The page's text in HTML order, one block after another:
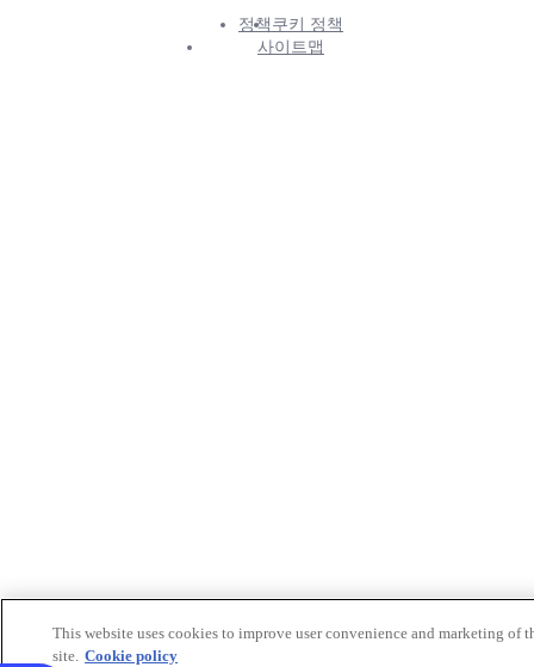
Footer
정책 쿠키 정책
사이트맵
This website uses cookies to improve user convenience and marketing of
site. Cookie policy